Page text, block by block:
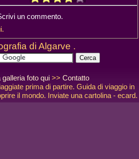
un commento.
di Algarve .
galleria foto qui>> Contatto
prima di partire. Guida di viaggio in
il mondo. Inviate una cartolina - ecard.